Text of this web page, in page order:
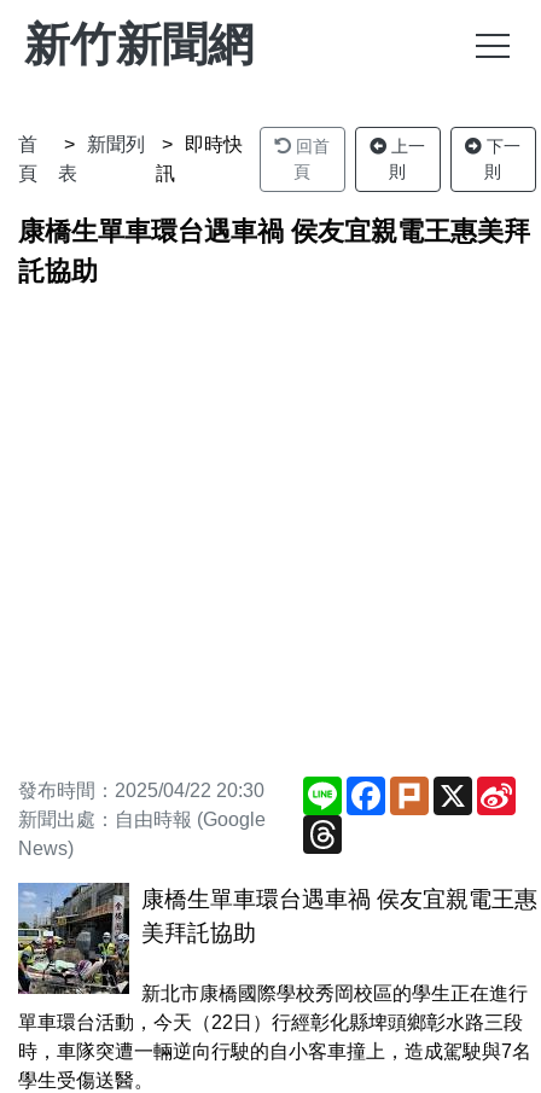
新竹新聞網
首
頁
新聞列
表
即時快
訊
回首
頁
上一
則
下一
則
康橋生單車環台遇車禍 侯友宜親電王惠美拜
託協助
發布時間：2025/04/22 20:30
新聞出處：自由時報 (Google
News)
Line Facebook
Plurk X
康橋生單車環台遇車禍 侯友宜親電王惠
美拜託協助
新北市康橋國際學校秀岡校區的學生正在進行
單車環台活動，今天（22日）行經彰化縣埤頭鄉彰水路三段
時，車隊突遭一輛逆向行駛的自小客車撞上，造成駕駛與7名
學生受傷送醫。